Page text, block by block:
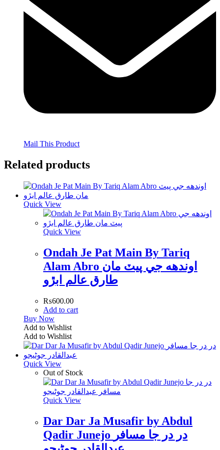
Mail This Product
Related products
Quick View
Quick View
Ondah Je Pat Main By Tariq
Alam Abro اوندهه جي پيٽ مان
طارق عالم ابڙو
₨600.00
Add to cart
Buy Now
Add to Wishlist
Add to Wishlist
Quick View
Out of Stock
Quick View
Dar Dar Ja Musafir by Abdul
Qadir Junejo در در جا مسافر